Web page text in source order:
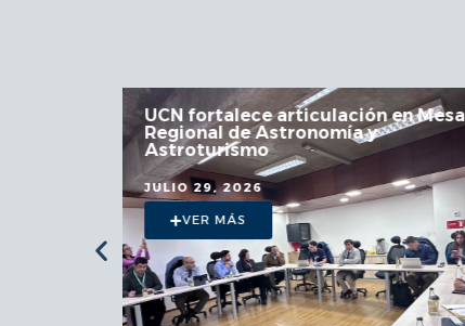
UCN fortalece articulación en Mesa
Regional de Astronomía y
Astroturismo
JULIO 29, 2026
VER MÁS